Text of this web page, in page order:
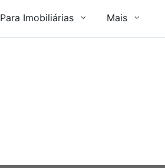
Para Imobiliárias Mais